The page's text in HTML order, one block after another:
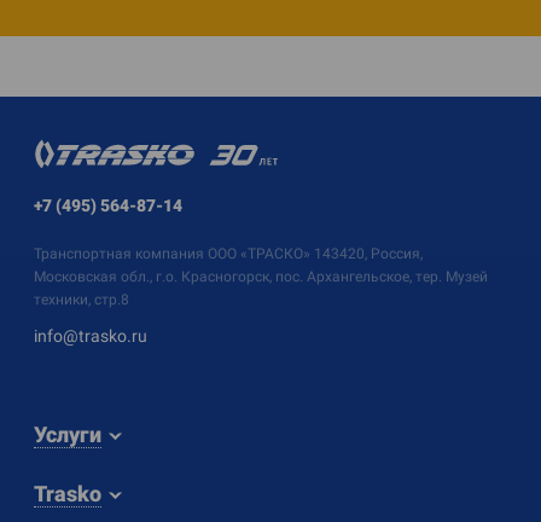
+7 (495) 564-87-14
Транспортная компания ООО «ТРАСКО» 143420, Россия,
Московская обл., г.о. Красногорск, пос. Архангельское, тер. Музей
техники, стр.8
info@trasko.ru
Услуги
Trasko